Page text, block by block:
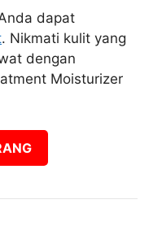
dapat
. Nikmati kulit yang
dengan
Moisturizer